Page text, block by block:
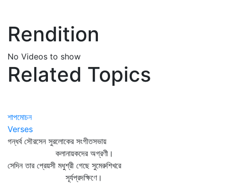
Rendition
No Videos to show
Related Topics
শাপমোচন
Verses
গন্ধর্ব সৌরসেন সুরলোকের সংগীতসভায়
কলানায়কদের অগ্রণী।
সেদিন তার প্রেয়সী মধুশ্রী গেছে সুমেরুশিখরে
সূর্যপ্রদক্ষিণে।